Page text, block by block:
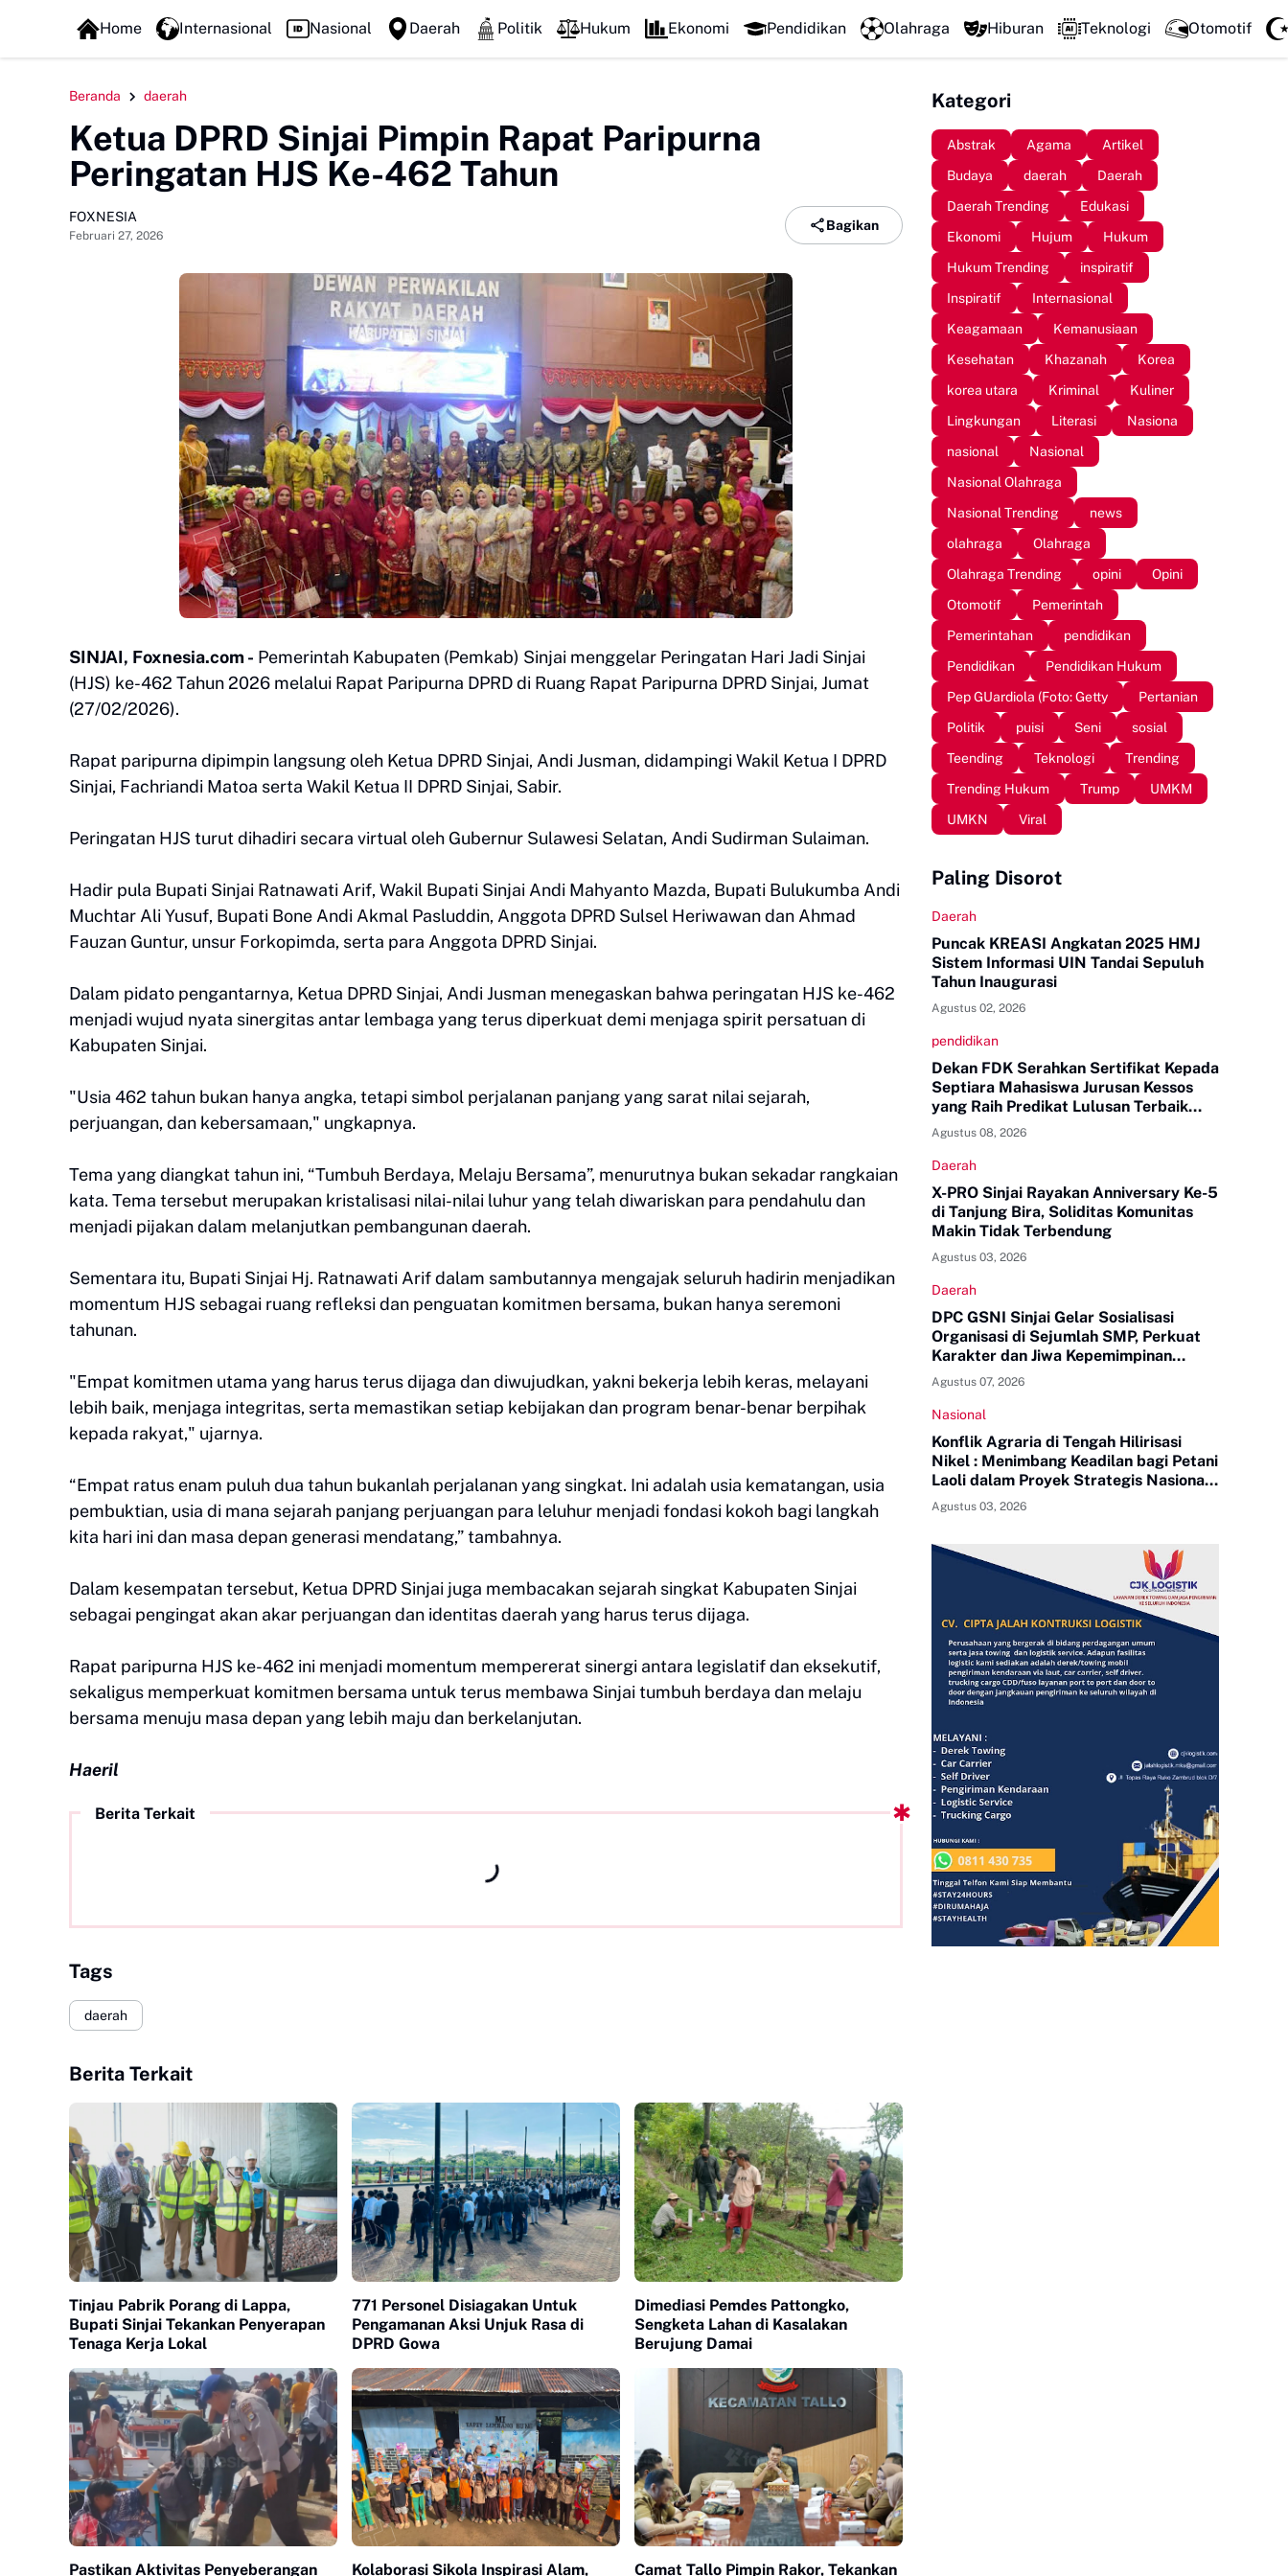
FOXLINE NEWS LPM Penalaran UNM Gelar Sidang Pleno, Evaluasi Kinerja
Home Internasional Nasional Daerah Politik Hukum Ekonomi Pendidikan Olahraga Hiburan Teknologi Otomotif
Beranda daerah
Ketua DPRD Sinjai Pimpin Rapat Paripurna
Peringatan HJS Ke-462 Tahun
FOXNESIA
Februari 27, 2026
Bagikan
SINJAI, Foxnesia.com - Pemerintah Kabupaten (Pemkab) Sinjai menggelar Peringatan Hari Jadi Sinjai
(HJS) ke-462 Tahun 2026 melalui Rapat Paripurna DPRD di Ruang Rapat Paripurna DPRD Sinjai, Jumat
(27/02/2026).
Rapat paripurna dipimpin langsung oleh Ketua DPRD Sinjai, Andi Jusman, didampingi Wakil Ketua I DPRD
Sinjai, Fachriandi Matoa serta Wakil Ketua II DPRD Sinjai, Sabir.
Peringatan HJS turut dihadiri secara virtual oleh Gubernur Sulawesi Selatan, Andi Sudirman Sulaiman.
Hadir pula Bupati Sinjai Ratnawati Arif, Wakil Bupati Sinjai Andi Mahyanto Mazda, Bupati Bulukumba Andi
Muchtar Ali Yusuf, Bupati Bone Andi Akmal Pasluddin, Anggota DPRD Sulsel Heriwawan dan Ahmad
Fauzan Guntur, unsur Forkopimda, serta para Anggota DPRD Sinjai.
Dalam pidato pengantarnya, Ketua DPRD Sinjai, Andi Jusman menegaskan bahwa peringatan HJS ke-462
menjadi wujud nyata sinergitas antar lembaga yang terus diperkuat demi menjaga spirit persatuan di
Kabupaten Sinjai.
"Usia 462 tahun bukan hanya angka, tetapi simbol perjalanan panjang yang sarat nilai sejarah,
perjuangan, dan kebersamaan," ungkapnya.
Tema yang diangkat tahun ini, “Tumbuh Berdaya, Melaju Bersama”, menurutnya bukan sekadar rangkaian
kata. Tema tersebut merupakan kristalisasi nilai-nilai luhur yang telah diwariskan para pendahulu dan
menjadi pijakan dalam melanjutkan pembangunan daerah.
Sementara itu, Bupati Sinjai Hj. Ratnawati Arif dalam sambutannya mengajak seluruh hadirin menjadikan
momentum HJS sebagai ruang refleksi dan penguatan komitmen bersama, bukan hanya seremoni
tahunan.
"Empat komitmen utama yang harus terus dijaga dan diwujudkan, yakni bekerja lebih keras, melayani
lebih baik, menjaga integritas, serta memastikan setiap kebijakan dan program benar-benar berpihak
kepada rakyat," ujarnya.
“Empat ratus enam puluh dua tahun bukanlah perjalanan yang singkat. Ini adalah usia kematangan, usia
pembuktian, usia di mana sejarah panjang perjuangan para leluhur menjadi fondasi kokoh bagi langkah
kita hari ini dan masa depan generasi mendatang,” tambahnya.
Dalam kesempatan tersebut, Ketua DPRD Sinjai juga membacakan sejarah singkat Kabupaten Sinjai
sebagai pengingat akan akar perjuangan dan identitas daerah yang harus terus dijaga.
Rapat paripurna HJS ke-462 ini menjadi momentum mempererat sinergi antara legislatif dan eksekutif,
sekaligus memperkuat komitmen bersama untuk terus membawa Sinjai tumbuh berdaya dan melaju
bersama menuju masa depan yang lebih maju dan berkelanjutan.
Haeril
Berita Terkait
Tags
daerah
Berita Terkait
Tinjau Pabrik Porang di Lappa,
Bupati Sinjai Tekankan Penyerapan
Tenaga Kerja Lokal
771 Personel Disiagakan Untuk
Pengamanan Aksi Unjuk Rasa di
DPRD Gowa
Dimediasi Pemdes Pattongko,
Sengketa Lahan di Kasalakan
Berujung Damai
Pastikan Aktivitas Penyeberangan
Kolaborasi Sikola Inspirasi Alam,
Camat Tallo Pimpin Rakor, Tekankan
Kategori
Abstrak Agama
Artikel
Budaya
daerah
Daerah
Daerah Trending
Edukasi
Ekonomi
Hujum
Hukum
Hukum Trending
inspiratif
Inspiratif
Internasional
Keagamaan
Kemanusiaan
Kesehatan
Khazanah
Korea
korea utara
Kriminal
Kuliner
Lingkungan
Literasi
Nasiona
nasional
Nasional
Nasional Olahraga
Nasional Trending
news
olahraga
Olahraga
Olahraga Trending
opini
Opini
Otomotif
Pemerintah
Pemerintahan
pendidikan
Pendidikan
Pendidikan Hukum
Pep GUardiola (Foto: Getty
Pertanian
Politik
puisi Seni
sosial
Teending
Teknologi
Trending
Trending Hukum
Trump
UMKM
UMKN
Viral
Paling Disorot
Daerah
Puncak KREASI Angkatan 2025 HMJ
Sistem Informasi UIN Tandai Sepuluh
Tahun Inaugurasi
Agustus 02, 2026
pendidikan
Dekan FDK Serahkan Sertifikat Kepada
Septiara Mahasiswa Jurusan Kessos
yang Raih Predikat Lulusan Terbaik
Tingkat UINAM
Agustus 08, 2026
Daerah
X-PRO Sinjai Rayakan Anniversary Ke-5
di Tanjung Bira, Soliditas Komunitas
Makin Tidak Terbendung
Agustus 03, 2026
Daerah
DPC GSNI Sinjai Gelar Sosialisasi
Organisasi di Sejumlah SMP, Perkuat
Karakter dan Jiwa Kepemimpinan
Pelajar
Agustus 07, 2026
Nasional
Konflik Agraria di Tengah Hilirisasi
Nikel : Menimbang Keadilan bagi Petani
Laoli dalam Proyek Strategis Nasional
PT Indonesia Huali Industry Park
Agustus 03, 2026